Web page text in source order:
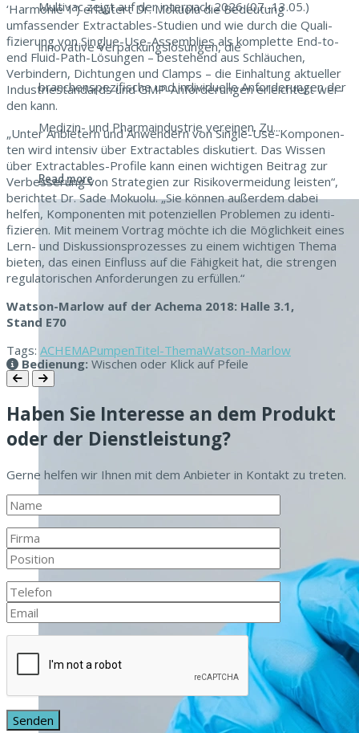
Multivac zeigt auf der interpack 2026 (07.-13.05.)
innovative Verpackungslösungen, die
branchenspezifische und individuelle Anforderungen der
Medizin- und Pharmaindustrie vereinen. Zu...
Read more
‘Har­monie 1’) erläutert Dr. Mokuolu die Bedeu­tung
umfassender Extracta­bles-Stu­di­en und wie durch die Qual­i­
fizierung von Singlue-Use-Assem­blies als kom­plette End-to-
end Flu­id-Path-Lösun­gen – beste­hend aus Schläuchen,
Verbindern, Dich­tun­gen und Clamps – die Ein­hal­tung aktueller
Indus­tri­e­s­tandards und GMP-Anforderun­gen erle­ichtert wer­
den kann.
„Unter Anbi­etern und Anwen­dern von Sin­gle-Use-Kom­po­nen­
ten wird inten­siv über Extracta­bles disku­tiert. Das Wis­sen
über Extracta­bles-Pro­file kann einen wichti­gen Beitrag zur
Verbesserung von Strate­gien zur Risikover­mei­dung leis­ten“,
berichtet Dr. Sade Mokuolu. „Sie kön­nen außer­dem dabei
helfen, Kom­po­nen­ten mit poten­ziellen Prob­le­men zu iden­ti­
fizieren. Mit meinem Vor­trag möchte ich die Möglichkeit eines
Lern- und Diskus­sion­sprozess­es zu einem wichti­gen The­ma
bieten, das einen Ein­fluss auf die Fähigkeit hat, die stren­gen
reg­u­la­torischen Anforderun­gen zu erfüllen.“
Wat­son-Mar­low auf der Achema 2018: Halle 3.1,
Stand E70
Tags: ACHEMAPumpenTitel-ThemaWatson-Marlow
Bedienung: Wischen oder Klick auf Pfeile
Haben Sie Interesse an dem Produkt
oder der Dienstleistung?
Gerne helfen wir Ihnen mit dem Anbieter in Kontakt zu treten.